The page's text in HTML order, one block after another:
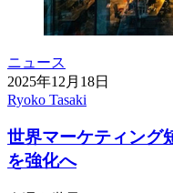
ニュース
2025年12月18日
Ryoko Tasaki
世界マーケティング
を強化へ